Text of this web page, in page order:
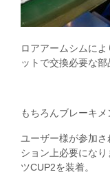
ロアアームシムに
ットで交換必要な部
もちろんブレーキメ
ユーザー様が参加
ション上必要にな
ツCUP2を装着。